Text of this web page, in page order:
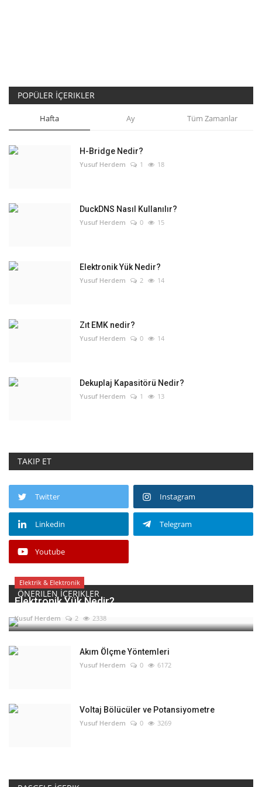
POPÜLER İÇERIKLER
Hafta Ay Tüm Zamanlar
H-Bridge Nedir?
Yusuf Herdem 1 18
DuckDNS Nasıl Kullanılır?
Yusuf Herdem 0 15
Elektronik Yük Nedir?
Yusuf Herdem 2 14
Zıt EMK nedir?
Yusuf Herdem 0 14
Dekuplaj Kapasitörü Nedir?
Yusuf Herdem 1 13
TAKIP ET
Twitter Instagram
Linkedin Telegram
Youtube
ÖNERILEN İÇERIKLER
Elektrik & Elektronik
Elektronik Yük Nedir?
Yusuf Herdem 2 2338
Akım Ölçme Yöntemleri
Yusuf Herdem 0 6172
Voltaj Bölücüler ve Potansiyometre
Yusuf Herdem 0 3269